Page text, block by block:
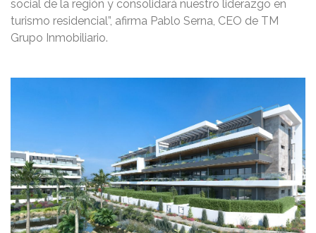
social de la región y consolidará nuestro liderazgo en
turismo residencial”, afirma Pablo Serna, CEO de TM
Grupo Inmobiliario.